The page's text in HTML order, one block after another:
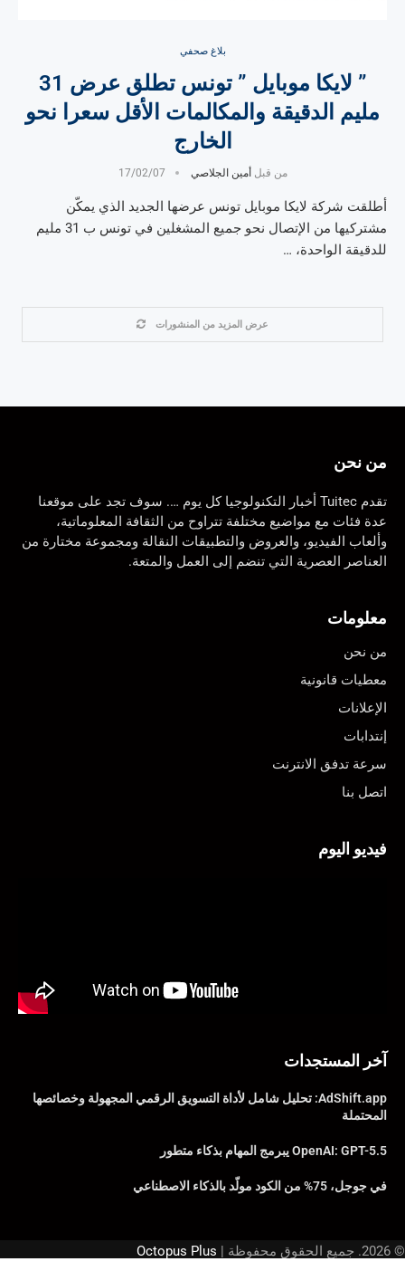
بلاغ صحفي
” لايكا موبايل ” تونس تطلق عرض 31
مليم الدقيقة والمكالمات الأقل سعرا نحو
الخارج
من قبل أمين الجلاصي 17/02/07
أطلقت شركة لايكا موبايل تونس عرضها الجديد الذي يمكّن
مشتركيها من الإتصال نحو جميع المشغلين في تونس ب 31 مليم
للدقيقة الواحدة، …
عرض المزيد من المنشورات
من نحن
تقدم Tuitec أخبار التكنولوجيا كل يوم …. سوف تجد على موقعنا
عدة فئات مع مواضيع مختلفة تتراوح من الثقافة المعلوماتية،
وألعاب الفيديو، والعروض والتطبيقات النقالة ومجموعة مختارة من
العناصر العصرية التي تنضم إلى العمل والمتعة.
معلومات
من نحن
معطيات قانونية
الإعلانات
إنتدابات
سرعة تدفق الانترنت
اتصل بنا
فيديو اليوم
آخر المستجدات
AdShift.app: تحليل شامل لأداة التسويق الرقمي المجهولة وخصائصها
المحتملة
OpenAI: GPT-5.5 يبرمج المهام بذكاء متطور
في جوجل، 75% من الكود مولّد بالذكاء الاصطناعي
© 2026. جميع الحقوق محفوظة | Octopus Plus